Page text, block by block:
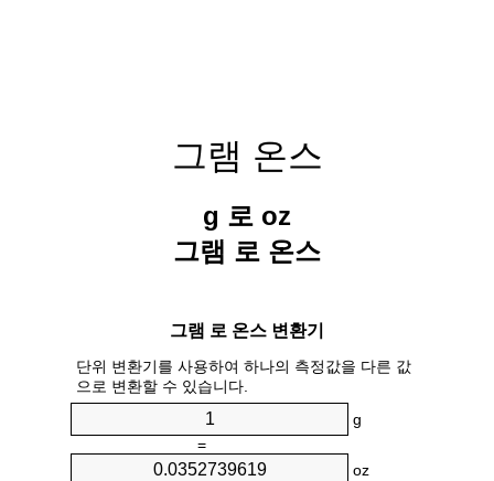
그램 온스
g 로 oz
그램 로 온스
그램 로 온스 변환기
단위 변환기를 사용하여 하나의 측정값을 다른 값
으로 변환할 수 있습니다.
g
=
oz